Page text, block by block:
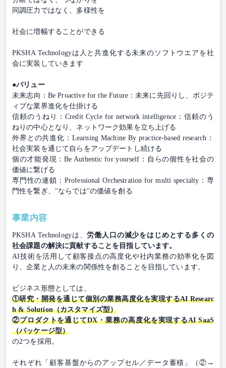
同調圧力ではなく、多様性を
社会に増幅することができる
PKSHA Technologyは人と共進化する未来のソフトウエアを社
会に実装していきます
●バリュー
未来志向：Be Proactive for the Future：未来に先回りし、ポジテ
ィブな業界進化を仕掛ける
信頼のうねり：Credit Cycle for network intelligence：信頼のう
ねりの中心となり、ネットワーク効果を立ち上げる
外界との共進化：Learning Machine By practice-based research：
社会実装を通じて自らをアップデートし続ける
個の才能発現：Be Authentic for yourself：自らの個性を社会の
価値に繋げる
専門性の連鎖：Professional Orchestration for multi specialty：専
門性を繋ぎ、"ならでは"の価値を創る
事業内容
PKSHA Technologyは、労働人口の減少をはじめとする多くの
社会課題の解決に貢献することを目指しています。
AI技術を活用して顧客接点の高度化や社内業務の効率化を図
り、企業と人の未来の関係性を創ることを目指しています。
ビジネス形態としては、
①研究・開発を通じて個別の業務⾼度化を実現するAI Researc
h & Solution（カスタマイズ型）
②プロダクトを通じてDX・業務の⾼度化を実現するAI SaaS
（パッケージ型）
の2つを採用。
それぞれ「顧客基盤からのアップセル／データ蓄積」（②→